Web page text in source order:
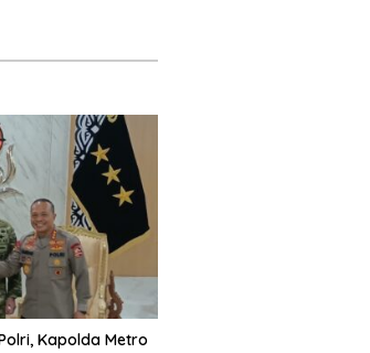
Kapolda Metro